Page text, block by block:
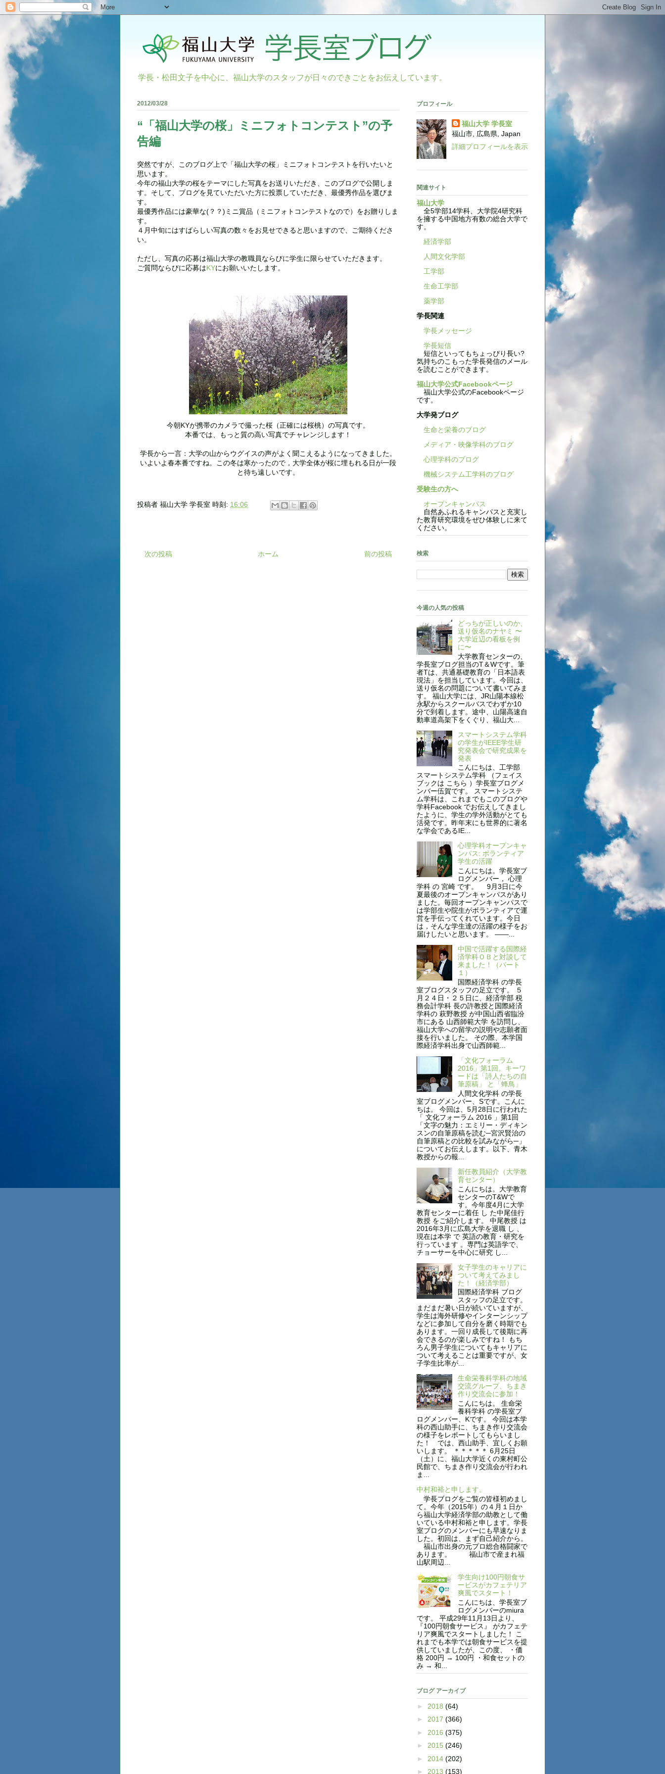
学長・松田文子を中心に、福山大学のスタッフが日々のできごとをお伝えしています。
2012/03/28
“「福山大学の桜」ミニフォトコンテスト”の予
告編
突然ですが、このブログ上で「福山大学の桜」ミニフォトコンテストを行いたいと
思います。
今年の福山大学の桜をテーマにした写真をお送りいただき、このブログで公開しま
す。そして、ブログを見ていただいた方に投票していただき、最優秀作品を選びま
す。
最優秀作品には豪華な(？？)ミニ賞品（ミニフォトコンテストなので）をお贈りしま
す。
４月中旬にはすばらしい写真の数々をお見せできると思いますので、ご期待くださ
い。
ただし、写真の応募は福山大学の教職員ならびに学生に限らせていただきます。
ご質問ならびに応募はKYにお願いいたします。
今朝KYが携帯のカメラで撮った桜（正確には桜桃）の写真です。
本番では、もっと質の高い写真でチャレンジします！
学長から一言：大学の山からウグイスの声がよく聞こえるようになってきました。
いよいよ春本番ですね。この冬は寒かったので，大学全体が桜に埋もれる日が一段
と待ち遠しいです。
投稿者 福山大学 学長室 時刻: 16:06
次の投稿 前の投稿
ホーム
プロフィール
福山大学 学長室
福山市, 広島県, Japan
詳細プロフィールを表示
関連サイト
福山大学
全5学部14学科、大学院4研究科
を擁する中国地方有数の総合大学で
す。
経済学部
人間文化学部
工学部
生命工学部
薬学部
学長関連
学長メッセージ
学長短信
短信といってもちょっぴり長い?
気持ちのこもった学長発信のメール
を読むことができます。
福山大学公式Facebookページ
福山大学公式のFacebookページ
です。
大学発ブログ
生命と栄養のブログ
メディア・映像学科のブログ
心理学科のブログ
機械システム工学科のブログ
受験生の方へ
オープンキャンパス
自然あふれるキャンパスと充実し
た教育研究環境をぜひ体験しに来て
ください。
検索
今週の人気の投稿
どっちが正しいのか、
送り仮名のナヤミ 〜
大学近辺の看板を例
に〜
大学教育センターの、
学長室ブログ担当のT＆Wです。筆
者Tは、共通基礎教育の「日本語表
現法」を担当しています。今回は、
送り仮名の問題について書いてみま
す。 福山大学には、JR山陽本線松
永駅からスクールバスでわずか10
分で到着します。途中、山陽高速自
動車道高架下をくぐり、福山大...
スマートシステム学科
の学生がIEEE学生研
究発表会で研究成果を
発表
こんにちは、工学部
スマートシステム学科 （フェイス
ブックは こちら ）学長室ブログメ
ンバー伍賀です。 スマートシステ
ム学科は、これまでもこのブログや
学科Facebook でお伝えしてきまし
たように、学生の学外活動がとても
活発です。昨年末にも世界的に著名
な学会であるIE...
心理学科オープンキャ
ンパス: ボランティア
学生の活躍
こんにちは。学長室ブ
ログメンバー， 心理
学科 の 宮崎 です。 9月3日に今
夏最後のオープンキャンパスがあり
ました。毎回オープンキャンパスで
は学部生や院生がボランティアで運
営を手伝ってくれています。今日
は，そんな学生達の活躍の様子をお
届けしたいと思います。 ——...
中国で活躍する国際経
済学科ＯＢと対談して
来ました！（パート
１）
国際経済学科 の学長
室ブログスタッフの足立です。 ５
月２４日・２５日に、経済学部 税
務会計学科 長の許教授と国際経済
学科の 萩野教授 が中国山西省臨汾
市にある 山西師範大学 を訪問し、
福山大学への留学の説明や志願者面
接を行いました。 その際、本学国
際経済学科出身で山西師範...
「文化フォーラム
2016」第1回。キーワ
ードは「詩人たちの自
筆原稿」 と「蜂鳥」
人間文化学科 の学長
室ブログメンバー、Sです。こんに
ちは。 今回は、5月28日に行われた
「 文化フォーラム 2016 」第1回
「文字の魅力：エミリー・ディキン
スンの自筆原稿を読む─宮沢賢治の
自筆原稿との比較を試みながら─」
についてお伝えします。以下、青木
教授からの報...
新任教員紹介（大学教
育センター）
こんにちは。大学教育
センターのT&Wで
す。今年度4月に大学
教育センターに着任 し た中尾佳行
教授 をご紹介します。 中尾教授 は
2016年3月に広島大学を退職 し 、
現在は本学 で 英語の教育・研究を
行っています 。専門は英語学で、
チョーサーを中心に研究 し...
女子学生のキャリアに
ついて考えてみまし
た！（経済学部）
国際経済学科 ブログ
スタッフの足立です。
まだまだ暑い日が続いていますが、
学生は海外研修やインターンシップ
などに参加して自分を磨く時期でも
あります。一回り成長して後期に再
会できるのが楽しみですね！ もち
ろん男子学生についてもキャリアに
ついて考えることは重要ですが、女
子学生比率が...
生命栄養科学科の地域
交流グループ、ちまき
作り交流会に参加！
こんにちは。 生命栄
養科学科 の学長室ブ
ログメンバー、Kです。 今回は本学
科の西山助手に、ちまき作り交流会
の様子をレポートしてもらいまし
た！ では、西山助手、宜しくお願
いします。 ＊＊＊＊＊ 6月25日
（土）に、福山大学近くの東村町公
民館で、ちまき作り交流会が行われ
ま...
中村和裕と申します。
学長ブログをご覧の皆様初めまし
て。今年（2015年）の４月１日か
ら福山大学経済学部の助教として働
いている中村和裕と申します。学長
室ブログのメンバーにも早速なりま
した。初回は、まず自己紹介から。
福山市出身の元プロ総合格闘家で
あります。 福山市で産まれ福
山駅周辺...
学生向け100円朝食サ
ービスがカフェテリア
爽風でスタート！
こんにちは、学長室ブ
ログメンバーのmiura
です。 平成29年11月13日より、
『100円朝食サービス』 がカフェテ
リア爽風でスタートしました！ こ
れまでも本学では朝食サービスを提
供していましたが、この度、 ・価
格 200円 → 100円 ・和食セットの
み → 和...
ブログ アーカイブ
► 2018 (64)
► 2017 (366)
► 2016 (375)
► 2015 (246)
► 2014 (202)
► 2013 (153)